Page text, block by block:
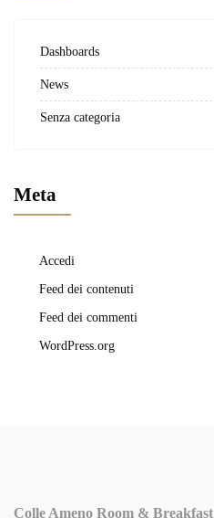
Dashboards
News
Senza categoria
Meta
Accedi
Feed dei contenuti
Feed dei commenti
WordPress.org
Colle Ameno Room & Breakfast